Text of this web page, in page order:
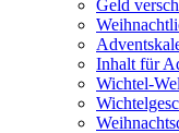
Geld
Inhalt für
Wichtel-